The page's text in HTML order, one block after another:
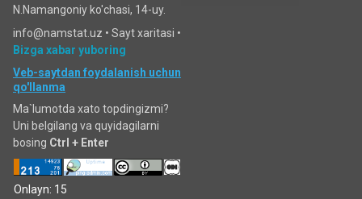
N.Namangoniy ko'chasi, 14-uy.
info@namstat.uz • Sayt xaritasi •
Bizga xabar yuboring
Veb-saytdan foydalanish uchun
qo'llanma
Ma`lumotda xato topdingizmi?
Uni belgilang va quyidagilarni
bosing Ctrl + Enter
Onlayn: 15